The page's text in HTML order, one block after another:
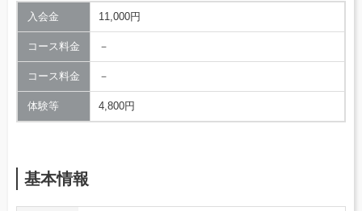
入会金 11,000円
コース料金 －
コース料金 －
体験等 4,800円
基本情報